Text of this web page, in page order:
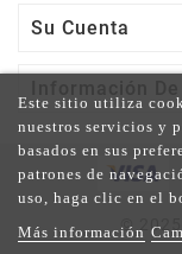
Su Cuenta
Este sitio utiliza
nuestros servicios y
basados en sus
patrones de
uso, haga clic en el
Más información© 2025